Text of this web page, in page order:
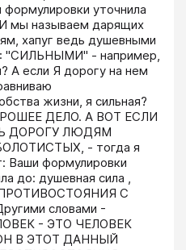
уточнила
называем дарящих
хапуг ведь душевными
"СИЛЬНЫМИ" - например,
А если Я дорогу на нем
жизни, я сильная?
ДЕЛО. А ВОТ ЕСЛИ
ДОРОГУ ЛЮДЯМ
- тогда я
Ваши формулировки
до: душевная сила ,
словами -
- ЭТО ЧЕЛОВЕК
В ЭТОТ ДАННЫЙ